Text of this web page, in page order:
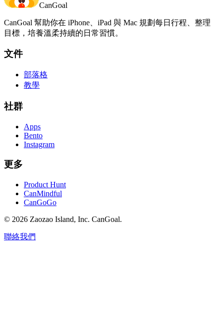
CanGoal
CanGoal 幫助你在 iPhone、iPad 與 Mac 規劃每日行程、整理
目標，培養溫柔持續的日常習慣。
文件
部落格
教學
社群
Apps
Bento
Instagram
更多
Product Hunt
CanMindful
CanGoGo
© 2026 Zaozao Island, Inc. CanGoal.
聯絡我們